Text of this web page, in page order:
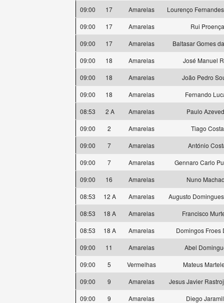
09:00
17 Amarelas
Lourenço
09:00
17 Amarelas
Rui Proença
09:00
17 Amarelas
Baltasar Gomes
09:00
18 Amarelas
José Manuel
09:00
18 Amarelas
João Pedro
09:00
18 Amarelas
Fernando
08:53
2 A Amarelas
Paulo
09:00
2 Amarelas
Tiago Costa
09:00
7 Amarelas
António
09:00
7 Amarelas
Gennaro Carlo
09:00
16 Amarelas
Nuno
08:53
12 A Amarelas
Augusto
08:53
18 A Amarelas
Francisco
08:53
18 A Amarelas
Domingos Froes
09:00
11 Amarelas
Abel
09:00
5 Vermelhas
Mateus
09:00
9 Amarelas
Jesus Javier
09:00
9 Amarelas
Diego